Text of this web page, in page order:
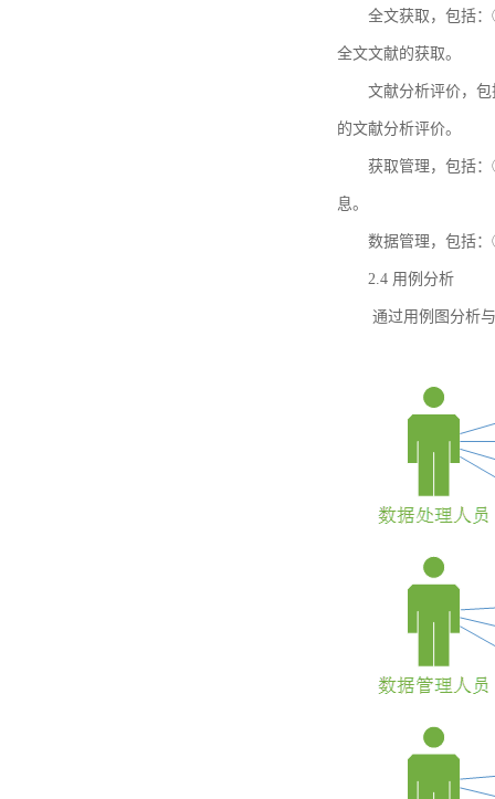
全文获取，包括
全文文献的获取。
文献分析评价，
的文献分析评价。
获取管理，包括
息。
数据管理，包括
2.4 用例分析
通过用例图分析